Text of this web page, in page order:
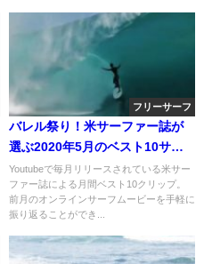
フリーサーフ
バレル祭り！米サーファー誌が
選ぶ2020年5月のベスト10サー
フィン動画
Youtubeで毎月リリースされている米サー
ファー誌による月間ベスト10クリップ。
前月のオンラインサーフムービーを手軽に
振り返ることができ...